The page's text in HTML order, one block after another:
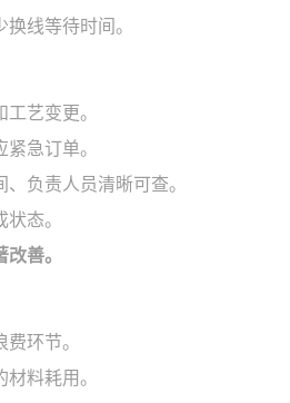
线等待时间。
艺变更。
急订单。
负责人员清晰可查。
态。
善。
环节。
料耗用。